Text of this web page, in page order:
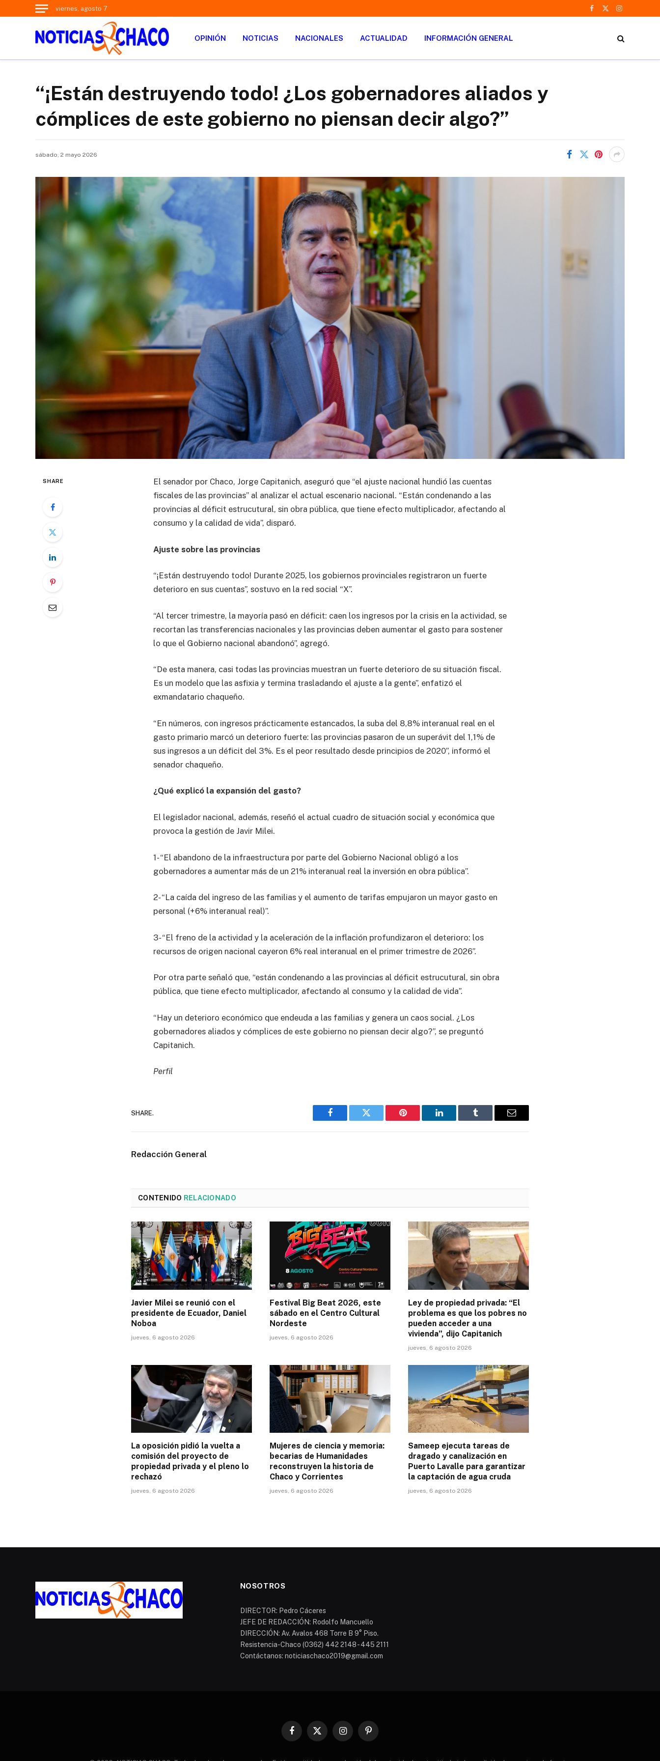
viernes, agosto 7
Facebook
X
Instagram
OPINIÓN NOTICIAS NACIONALES ACTUALIDAD INFORMACIÓN GENERAL
“¡Están destruyendo todo! ¿Los gobernadores aliados y
cómplices de este gobierno no piensan decir algo?”
sábado, 2 mayo 2026
SHARE
El senador por Chaco, Jorge Capitanich, aseguró que “el ajuste nacional hundió las cuentas
fiscales de las provincias” al analizar el actual escenario nacional. “Están condenando a las
provincias al déficit estrucutural, sin obra pública, que tiene efecto multiplicador, afectando al
consumo y la calidad de vida”, disparó.
Ajuste sobre las provincias
“¡Están destruyendo todo! Durante 2025, los gobiernos provinciales registraron un fuerte
deterioro en sus cuentas”, sostuvo en la red social “X”.
“Al tercer trimestre, la mayoría pasó en déficit: caen los ingresos por la crisis en la actividad, se
recortan las transferencias nacionales y las provincias deben aumentar el gasto para sostener
lo que el Gobierno nacional abandonó”, agregó.
“De esta manera, casi todas las provincias muestran un fuerte deterioro de su situación fiscal.
Es un modelo que las asfixia y termina trasladando el ajuste a la gente”, enfatizó el
exmandatario chaqueño.
“En números, con ingresos prácticamente estancados, la suba del 8,8% interanual real en el
gasto primario marcó un deterioro fuerte: las provincias pasaron de un superávit del 1,1% de
sus ingresos a un déficit del 3%. Es el peor resultado desde principios de 2020”, informó el
senador chaqueño.
¿Qué explicó la expansión del gasto?
El legislador nacional, además, reseñó el actual cuadro de situación social y económica que
provoca la gestión de Javir Milei.
1- “El abandono de la infraestructura por parte del Gobierno Nacional obligó a los
gobernadores a aumentar más de un 21% interanual real la inversión en obra pública”.
2- “La caída del ingreso de las familias y el aumento de tarifas empujaron un mayor gasto en
personal (+6% interanual real)”.
3- “El freno de la actividad y la aceleración de la inflación profundizaron el deterioro: los
recursos de origen nacional cayeron 6% real interanual en el primer trimestre de 2026”.
Por otra parte señaló que, “están condenando a las provincias al déficit estrucutural, sin obra
pública, que tiene efecto multiplicador, afectando al consumo y la calidad de vida”.
“Hay un deterioro económico que endeuda a las familias y genera un caos social. ¿Los
gobernadores aliados y cómplices de este gobierno no piensan decir algo?”, se preguntó
Capitanich.
Perfil
SHARE.
Facebook Twitter Pinterest LinkedIn Tumblr Email
Redacción General
CONTENIDO RELACIONADO
Javier Milei se reunió con el
presidente de Ecuador, Daniel
Noboa
jueves, 6 agosto 2026
Festival Big Beat 2026, este
sábado en el Centro Cultural
Nordeste
jueves, 6 agosto 2026
Ley de propiedad privada: “El
problema es que los pobres no
pueden acceder a una
vivienda”, dijo Capitanich
jueves, 6 agosto 2026
La oposición pidió la vuelta a
comisión del proyecto de
propiedad privada y el pleno lo
rechazó
jueves, 6 agosto 2026
Mujeres de ciencia y memoria:
becarias de Humanidades
reconstruyen la historia de
Chaco y Corrientes
jueves, 6 agosto 2026
Sameep ejecuta tareas de
dragado y canalización en
Puerto Lavalle para garantizar
la captación de agua cruda
jueves, 6 agosto 2026
NOSOTROS
DIRECTOR: Pedro Cáceres
JEFE DE REDACCIÓN: Rodolfo Mancuello
DIRECCIÓN: Av. Avalos 468 Torre B 9° Piso.
Resistencia-Chaco (0362) 442 2148 - 445 2111
Contáctanos: noticiaschaco2019@gmail.com
Facebook
X
InstagramPinterest